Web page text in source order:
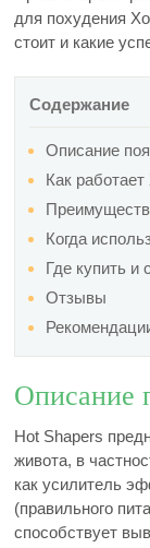
для похудения
стоит и какие
Содержание
Описание
Как
Когда
Где купить и
Отзывы
Описание
Hot Shapers
живота, в
как усилитель
(правильного
способствует